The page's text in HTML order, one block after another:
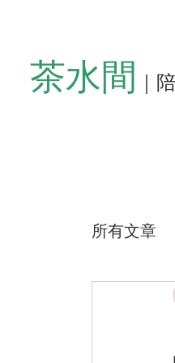
茶水間 ｜
所有文章
懶人